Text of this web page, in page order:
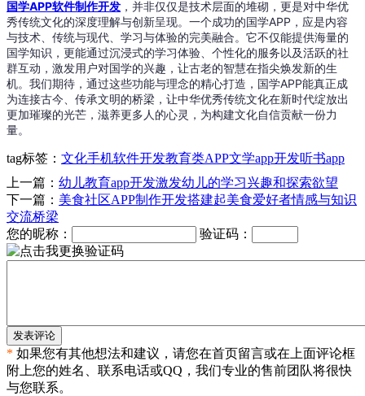
国学APP软件制作开发 ，并非仅仅是技术层面的堆砌，更是对中华优
秀传统文化的深度理解与创新呈现。一个成功的国学APP，应是内容
与技术、传统与现代、学习与体验的完美融合。它不仅能提供海量的
国学知识，更能通过沉浸式的学习体验、个性化的服务以及活跃的社
群互动，激发用户对国学的兴趣，让古老的智慧在指尖焕发新的生
机。我们期待，通过这些功能与理念的精心打造，国学APP能真正成
为连接古今、传承文明的桥梁，让中华优秀传统文化在新时代绽放出
更加璀璨的光芒，滋养更多人的心灵，为构建文化自信贡献一份力
量。
tag标签： 文化手机软件开发教育类APP文学app开发听书app
上一篇： 幼儿教育app开发激发幼儿的学习兴趣和探索欲望
下一篇： 美食社区APP制作开发搭建起美食爱好者情感与知识
交流桥梁
您的昵称：
验证码：
发表评论
* 如果您有其他想法和建议，请您在首页留言或在上面评论框
附上您的姓名、联系电话或QQ，我们专业的售前团队将很快
与您联系。